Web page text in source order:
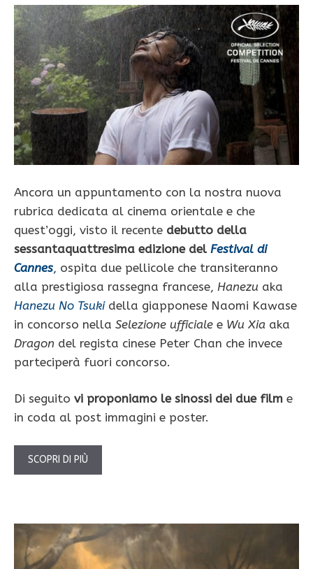
Ancora un appuntamento con la nostra nuova
rubrica dedicata al cinema orientale e che
quest’oggi, visto il recente debutto della
sessantaquattresima edizione del Festival di
Cannes, ospita due pellicole che transiteranno
alla prestigiosa rassegna francese, Hanezu aka
Hanezu No Tsuki della giapponese Naomi Kawase
in concorso nella Selezione ufficiale e Wu Xia aka
Dragon del regista cinese Peter Chan che invece
parteciperà fuori concorso.
Di seguito vi proponiamo le sinossi dei due film e
in coda al post immagini e poster.
SCOPRI DI PIÙ